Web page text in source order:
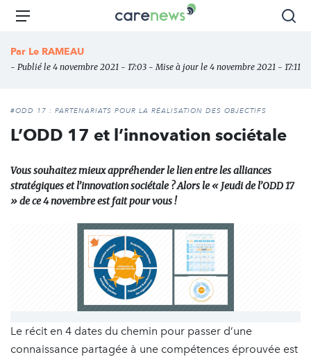
Aller
principal
Carenews,
des
l'engagement
Menu
Par Le RAMEAU
- Publié le 4 novembre 2021 - 17:03 - Mise à jour le 4 novembre 2021 - 17:11
#ODD 17 : PARTENARIATS POUR LA RÉALISATION DES OBJECTIFS
L’ODD 17 et l’innovation sociétale
Vous souhaitez mieux appréhender le lien entre les alliances
stratégiques et l’innovation sociétale ? Alors le « Jeudi de l’ODD 17
» de ce 4 novembre est fait pour vous !
Le récit en 4 dates du chemin pour passer d’une
connaissance partagée à une compétences éprouvée est